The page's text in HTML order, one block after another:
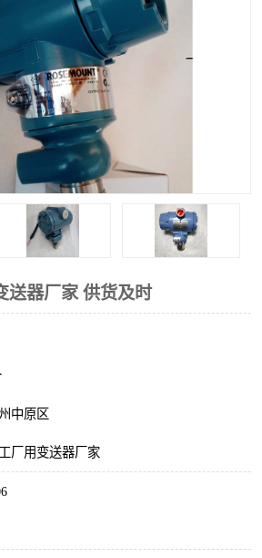
送器厂家 供货及时
中原区
厂用变送器厂家
器 罐旁显示仪
温度传感器变送器
电容物位计
电量变送器
工业自动化系统成套设备